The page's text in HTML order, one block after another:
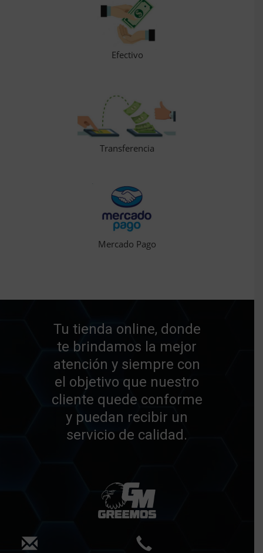
Efectivo
Transferencia
Mercado Pago
Tu tienda online, donde
te brindamos la mejor
atención y siempre con
el objetivo que nuestro
cliente quede conforme
y puedan recibir un
servicio de calidad.